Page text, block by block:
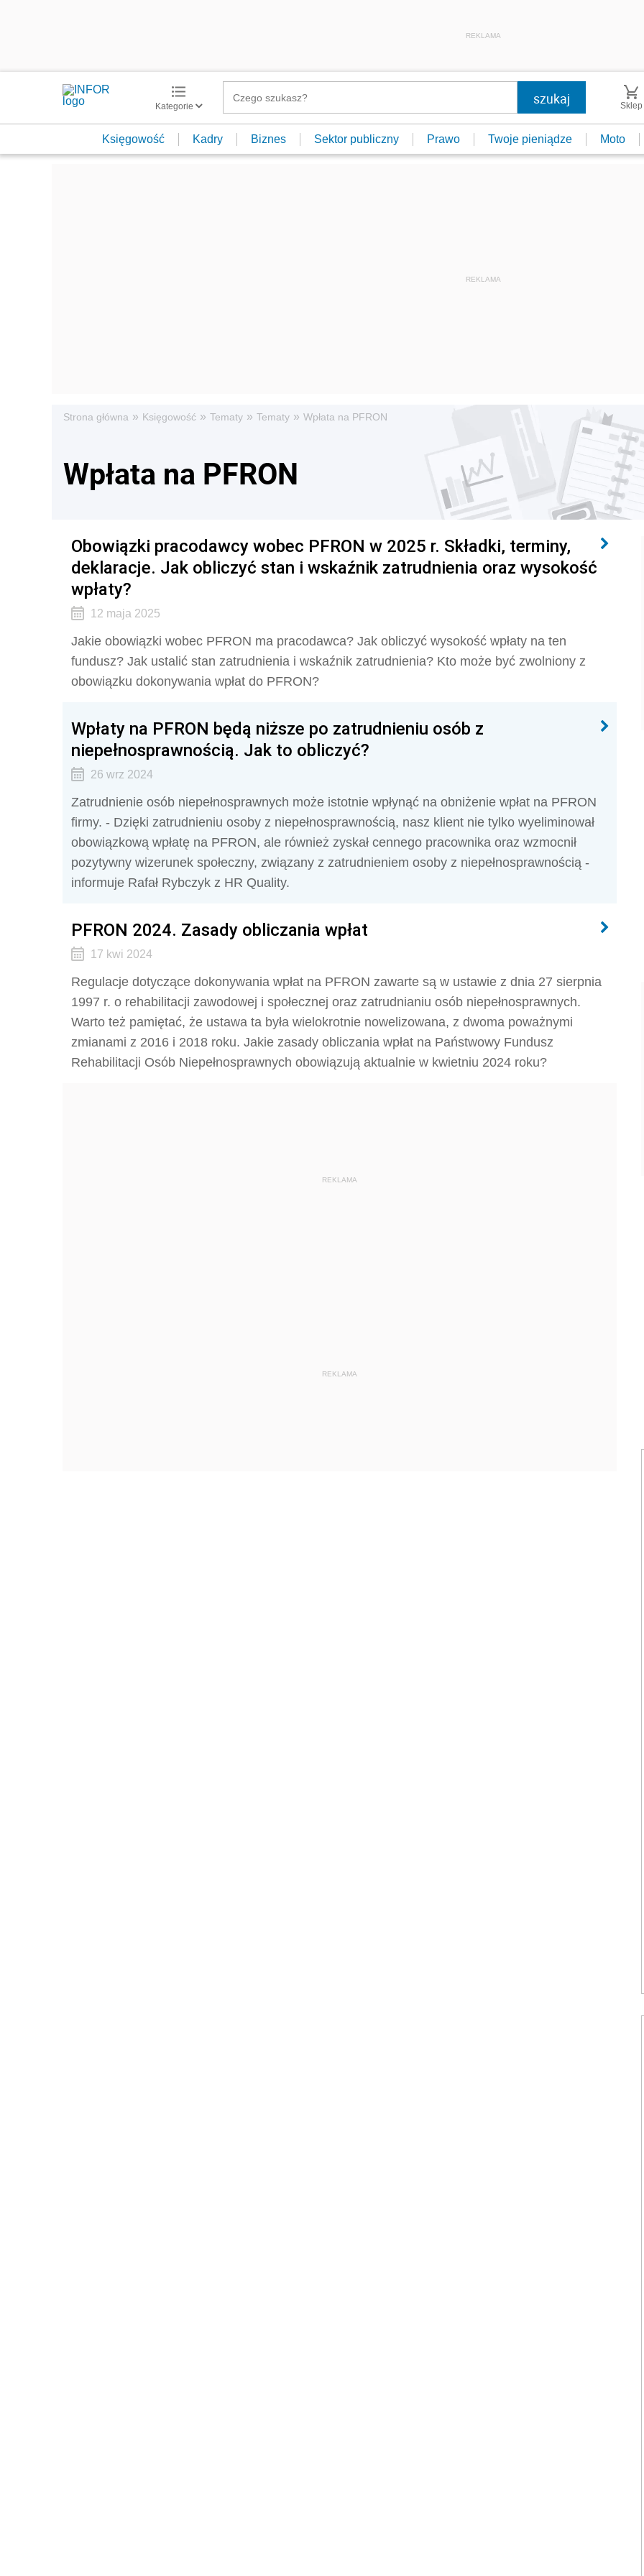
REKLAMA
Kategorie Sklep
Księgowość Kadry Biznes Sektor publiczny Prawo Twoje pieniądze Moto
Strona główna » Księgowość » Tematy » Tematy » Wpłata na PFRON
Wpłata na PFRON
Obowiązki pracodawcy wobec PFRON w 2025 r. Składki, terminy,
deklaracje. Jak obliczyć stan i wskaźnik zatrudnienia oraz wysokość
wpłaty?
12 maja 2025
Jakie obowiązki wobec PFRON ma pracodawca? Jak obliczyć wysokość wpłaty na ten
fundusz? Jak ustalić stan zatrudnienia i wskaźnik zatrudnienia? Kto może być zwolniony z
obowiązku dokonywania wpłat do PFRON?
Wpłaty na PFRON będą niższe po zatrudnieniu osób z
niepełnosprawnością. Jak to obliczyć?
26 wrz 2024
Zatrudnienie osób niepełnosprawnych może istotnie wpłynąć na obniżenie wpłat na PFRON
firmy. - Dzięki zatrudnieniu osoby z niepełnosprawnością, nasz klient nie tylko wyeliminował
obowiązkową wpłatę na PFRON, ale również zyskał cennego pracownika oraz wzmocnił
pozytywny wizerunek społeczny, związany z zatrudnieniem osoby z niepełnosprawnością -
informuje Rafał Rybczyk z HR Quality.
PFRON 2024. Zasady obliczania wpłat
17 kwi 2024
Regulacje dotyczące dokonywania wpłat na PFRON zawarte są w ustawie z dnia 27 sierpnia
1997 r. o rehabilitacji zawodowej i społecznej oraz zatrudnianiu osób niepełnosprawnych.
Warto też pamiętać, że ustawa ta była wielokrotnie nowelizowana, z dwoma poważnymi
zmianami z 2016 i 2018 roku. Jakie zasady obliczania wpłat na Państwowy Fundusz
Rehabilitacji Osób Niepełnosprawnych obowiązują aktualnie w kwietniu 2024 roku?
REKLAMA
REKLAMA